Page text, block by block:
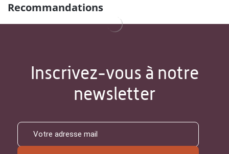
Recommandations
Inscrivez-vous à notre
newsletter